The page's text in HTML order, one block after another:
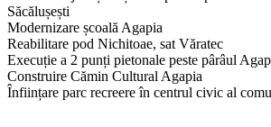
Săcălușești
Modernizare școală Agapia
Reabilitare pod Nichitoae, sat Văratec
Execuție a 2 punți pietonale peste pârâul
Construire Cămin Cultural Agapia
Înființare parc recreere în centrul civic al